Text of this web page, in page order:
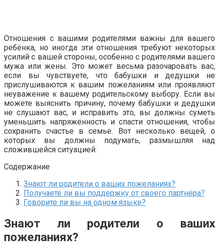
Отношения с вашими родителями важны для вашего
ребёнка, но иногда эти отношения требуют некоторых
усилий с вашей стороны, особенно с родителями вашего
мужа или жены. Это может весьма разочаровать вас,
если вы чувствуете, что бабушки и дедушки не
прислушиваются к вашим пожеланиям или проявляют
неуважение к вашему родительскому выбору. Если вы
можете выяснить причину, почему бабушки и дедушки
не слушают вас, и исправить это, вы должны суметь
уменьшить напряжённость и спасти отношения, чтобы
сохранить счастье в семье. Вот несколько вещей, о
которых вы должны подумать, размышляя над
сложившейся ситуацией:
Содержание
Знают ли родители о ваших пожеланиях?
Получаете ли вы поддержку от своего партнёра?
Говорите ли вы на одном языке?
Знают ли родители о ваших
пожеланиях?